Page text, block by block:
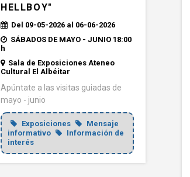
HELLBOY"
Del 09-05-2026 al 06-06-2026
SÁBADOS DE MAYO - JUNIO 18:00
h
Sala de Exposiciones Ateneo
Cultural El Albéitar
Apúntate a las visitas guiadas de
mayo - junio
Exposiciones
Mensaje
informativo
Información de
interés